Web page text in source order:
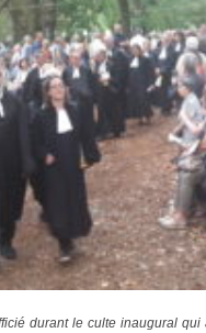
durant le culte inaugural